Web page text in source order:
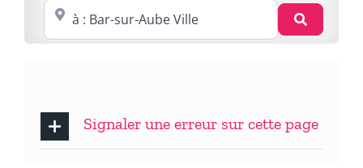
Proche de : ville, cp, lieu ...
Signaler une erreur sur cette page